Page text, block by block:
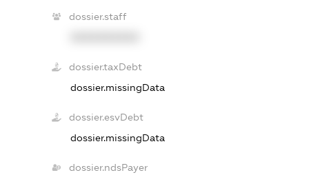
dossier.staff
dossier.taxDebt
dossier.missingData
dossier.esvDebt
dossier.missingData
dossier.ndsPayer